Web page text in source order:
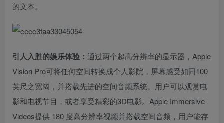
的文本。
引人入胜的娱乐体验： 通过两个超高分辨率的显示器，Apple
Vision Pro可将任何空间转换成个人影院，屏幕感受如同100
英尺之宽阔，并搭载先进的空间音频系统。用户可以观赏电
影和电视节目，或者享受精彩的3D电影。Apple Immersive
Videos提供 180 度高分辨率视频并搭载空间音频，用户能存